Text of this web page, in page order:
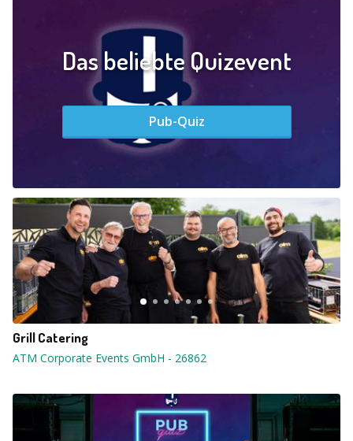
Das beliebte Quizevent
Pub-Quiz
Grill Catering
ATM Corporate Events GmbH - 26862